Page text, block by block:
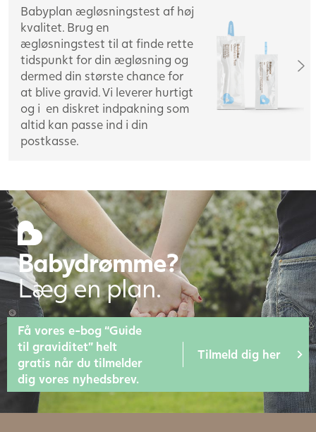
Babyplan ægløsningstest af høj
kvalitet. Brug en
ægløsningstest til at finde rette
tidspunkt for din ægløsning og
dermed din største chance for
at blive gravid. Vi leverer hurtigt
og i en diskret indpakning som
altid kan passe ind i din
postkasse.
Babydrømme?
Læg en plan.
Få vores e-bog “Guide
til graviditet” helt
gratis når du tilmelder
dig vores nyhedsbrev.
Tilmeld dig her